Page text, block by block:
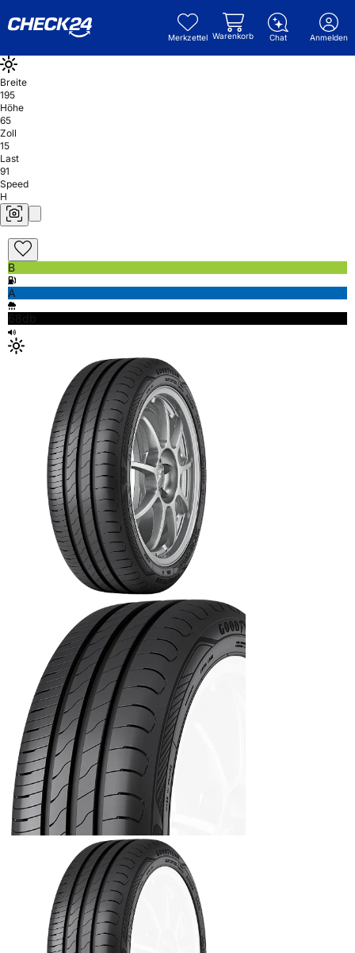
Merkzettel Warenkorb Chat Anmelden
Breite
195
Höhe
65
Zoll
15
Last
91
Speed
H
B
A
68db